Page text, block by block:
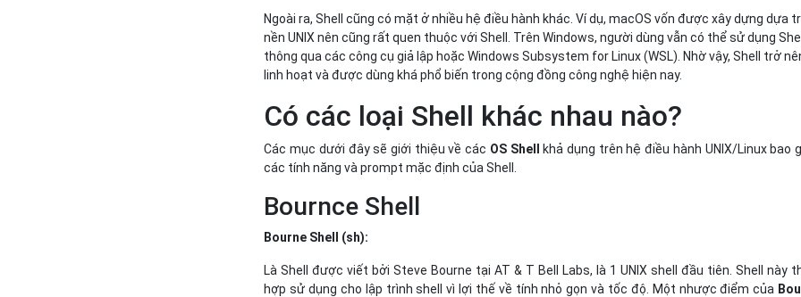
Ngoài ra, Shell cũng có mặt ở nhiều hệ điều hành khác. Ví dụ, macOS vốn được xây dựng dựa
nền UNIX nên cũng rất quen thuộc với Shell. Trên Windows, người dùng vẫn có thể sử dụng
thông qua các công cụ giả lập hoặc Windows Subsystem for Linux (WSL). Nhờ vậy, Shell trở
linh hoạt và được dùng khá phổ biến trong cộng đồng công nghệ hiện nay.
Có các loại Shell khác nhau nào?
Các mục dưới đây sẽ giới thiệu về các OS Shell
khả dụng trên hệ điều hành UNIX/Linux bao
các tính năng và prompt mặc định của Shell.
Bournce Shell
Bourne Shell (sh):
Là Shell được viết bởi Steve Bourne tại AT & T Bell Labs, là 1 UNIX shell đầu tiên. Shell này
hợp sử dụng cho lập trình shell vì lợi thế về tính nhỏ gọn và tốc độ. Một nhược điểm của